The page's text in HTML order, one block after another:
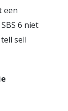
een
6 niet
sell